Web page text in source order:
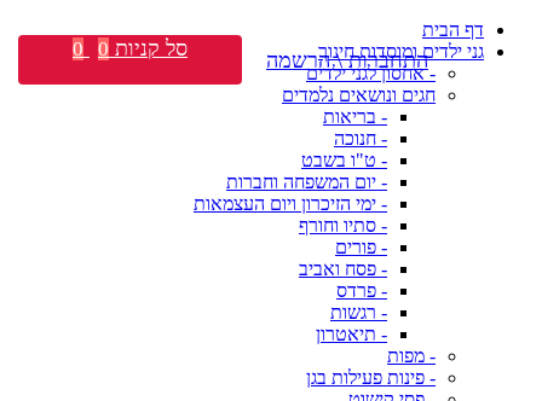
דף הבית
גני ילדים ומוסדות חינוך
- אחסון לגני ילדים
חגים ונושאים נלמדים
- בריאות
- חנוכה
- ט"ו בשבט
- יום המשפחה וחברות
- ימי הזיכרון ויום העצמאות
- סתיו וחורף
- פורים
- פסח ואביב
- פרדס
- רגשות
- תיאטרון
- מפות
- פינות פעילות בגן
התחברות \ הרשמה סל קניות 0
0